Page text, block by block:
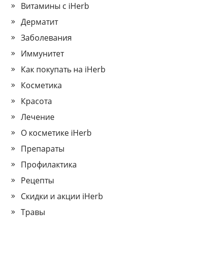
Витамины с iHerb
Дерматит
Заболевания
Иммунитет
Как покупать на iHerb
Косметика
Красота
Лечение
О косметике iHerb
Препараты
Профилактика
Рецепты
Скидки и акции iHerb
Травы